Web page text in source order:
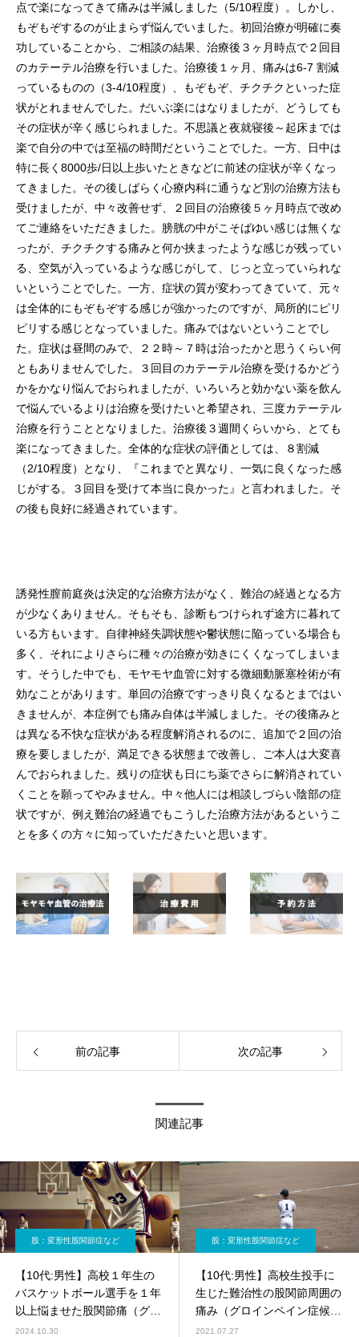
点で楽になってきて痛みは半減しました（5/10程度）。しかし、
もぞもぞするのが止まらず悩んでいました。初回治療が明確に奏
功していることから、ご相談の結果、治療後３ヶ月時点で２回目
のカテーテル治療を行いました。治療後１ヶ月、痛みは6-7 割減
っているものの（3-4/10程度）、もぞもぞ、チクチクといった症
状がとれませんでした。だいぶ楽にはなりましたが、どうしても
その症状が辛く感じられました。不思議と夜就寝後～起床までは
楽で自分の中では至福の時間だということでした。一方、日中は
特に長く8000歩/日以上歩いたときなどに前述の症状が辛くなっ
てきました。その後しばらく心療内科に通うなど別の治療方法も
受けましたが、中々改善せず、２回目の治療後５ヶ月時点で改め
てご連絡をいただきました。膀胱の中がこそばゆい感じは無くな
ったが、チクチクする痛みと何か挟まったような感じが残ってい
る、空気が入っているような感じがして、じっと立っていられな
いということでした。一方、症状の質が変わってきていて、元々
は全体的にもぞもぞする感じが強かったのですが、局所的にピリ
ピリする感じとなっていました。痛みではないということでし
た。症状は昼間のみで、２２時～７時は治ったかと思うくらい何
ともありませんでした。３回目のカテーテル治療を受けるかどう
かをかなり悩んでおられましたが、いろいろと効かない薬を飲ん
で悩んでいるよりは治療を受けたいと希望され、三度カテーテル
治療を行うこととなりました。治療後３週間くらいから、とても
楽になってきました。全体的な症状の評価としては、８割減
（2/10程度）となり、『これまでと異なり、一気に良くなった感
じがする。３回目を受けて本当に良かった』と言われました。そ
の後も良好に経過されています。
誘発性膣前庭炎は決定的な治療方法がなく、難治の経過となる方
が少なくありません。そもそも、診断もつけられず途方に暮れて
いる方もいます。自律神経失調状態や鬱状態に陥っている場合も
多く、それによりさらに種々の治療が効きにくくなってしまいま
す。そうした中でも、モヤモヤ血管に対する微細動脈塞栓術が有
効なことがあります。単回の治療ですっきり良くなるとまではい
きませんが、本症例でも痛み自体は半減しました。その後痛みと
は異なる不快な症状がある程度解消されるのに、追加で２回の治
療を要しましたが、満足できる状態まで改善し、ご本人は大変喜
んでおられました。残りの症状も日にち薬でさらに解消されてい
くことを願ってやみません。中々他人には相談しづらい陰部の症
状ですが、例え難治の経過でもこうした治療方法があるというこ
とを多くの方々に知っていただきたいと思います。
前の記事 次の記事
関連記事
股：変形性股関節症など
【10代:男性】高校１年生の
バスケットボール選手を１年
以上悩ませた股関節痛（グロ
インペイン症候群；鼠径部通
2024.10.30
股：変形性股関節症など
【10代:男性】高校生投手に
生じた難治性の股関節周囲の
痛み（グロインペイン症候
群、鼠径部痛症候群）
2021.07.27